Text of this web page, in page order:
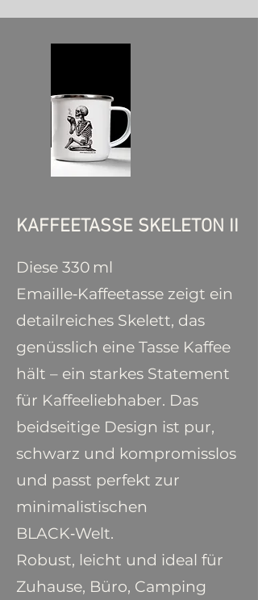
KAFFEETASSE SKELETON II
Diese 330 ml
Emaille‑Kaffeetasse zeigt ein
detailreiches Skelett, das
genüsslich eine Tasse Kaffee
hält – ein starkes Statement
für Kaffeeliebhaber. Das
beidseitige Design ist pur,
schwarz und kompromisslos
und passt perfekt zur
minimalistischen
BLACK‑Welt.
Robust, leicht und ideal für
Zuhause, Büro, Camping